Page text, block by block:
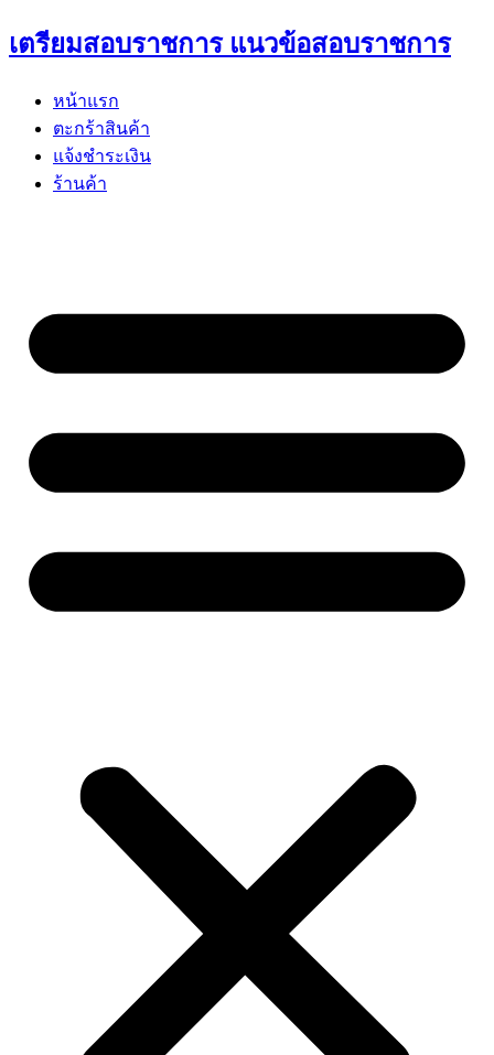
Skip
to
เตรียมสอบราชการ แนวข้อสอบราชการ
หน้าแรก
ตะกร้าสินค้า
แจ้งชำระเงิน
ร้านค้า